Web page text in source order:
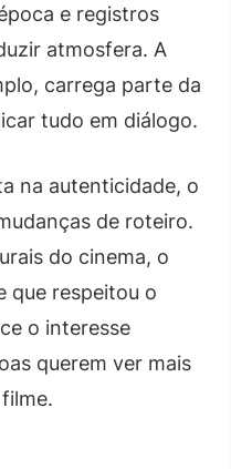
e registros
atmosfera. A
carrega parte da
tudo em diálogo.
na autenticidade, o
de roteiro.
do cinema, o
que respeitou o
o interesse
querem ver mais